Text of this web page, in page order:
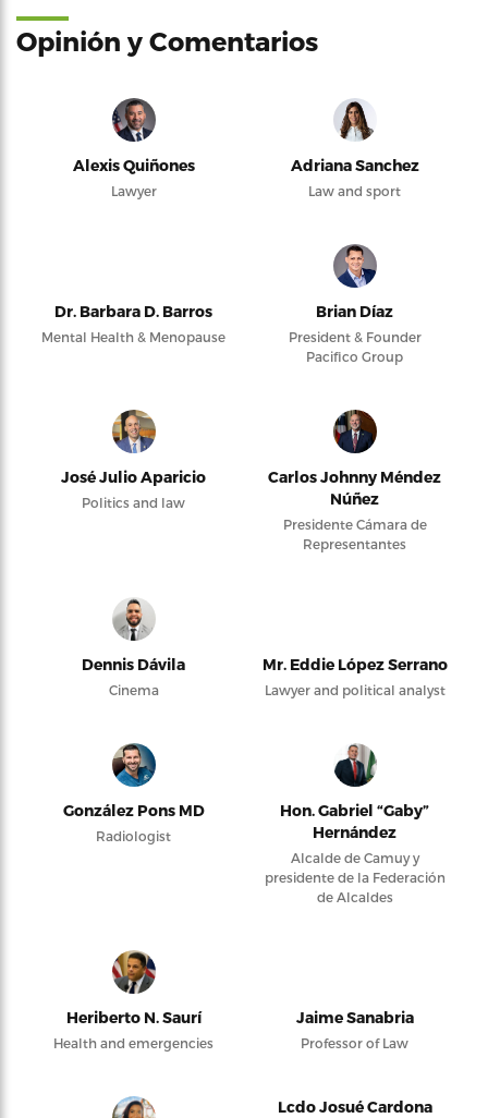
Opinión y Comentarios
Alexis Quiñones
Lawyer
Adriana Sanchez
Law and sport
Dr. Barbara D. Barros
Mental Health & Menopause
Brian Díaz
President & Founder
Pacifico Group
José Julio Aparicio
Politics and law
Carlos Johnny Méndez
Núñez
Presidente Cámara de
Representantes
Dennis Dávila
Cinema
Mr. Eddie López Serrano
Lawyer and political analyst
González Pons MD
Radiologist
Hon. Gabriel “Gaby”
Hernández
Alcalde de Camuy y
presidente de la Federación
de Alcaldes
Heriberto N. Saurí
Health and emergencies
Jaime Sanabria
Professor of Law
Lcdo Josué Cardona